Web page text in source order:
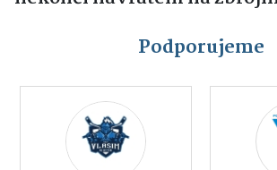
Podporujeme